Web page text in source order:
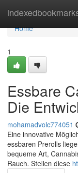
Home
Home
1
Essbare
Die
mohamadvolc774051
Eine innovative
essbaren Prerolls
bequeme Art,
Rauch. Stellen diese